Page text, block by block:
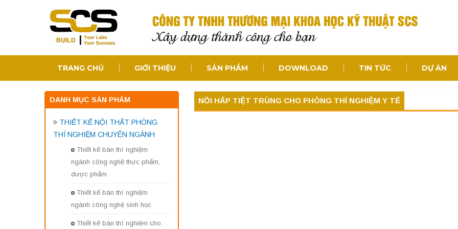
TRANG CHỦ GIỚI THIỆU SẢN PHẨM DOWNLOAD TIN TỨC DỰ ÁN
DANH MỤC SẢN PHẨM
THIẾT KẾ NỘI THẤT PHÒNG
THÍ NGHIỆM CHUYÊN NGÀNH
Thiết kế bàn thí nghiệm
ngành công nghệ thực phẩm,
dược phẩm
Thiết kế bàn thí nghiệm
ngành công nghệ sinh học
Thiết kế bàn thí nghiệm cho
NỒI HẤP TIỆT TRÙNG CHO PHÒNG THÍ NGHIỆM Y TẾ